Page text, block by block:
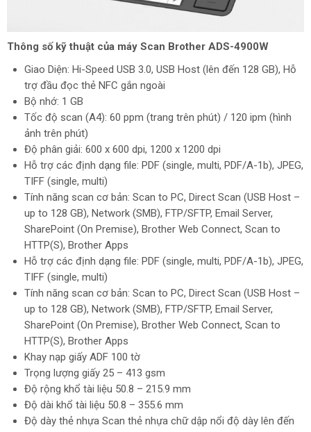
Thông số kỹ thuật của máy Scan Brother ADS-4900W
Giao Diện: Hi-Speed USB 3.0, USB Host (lên đến 128 GB), Hỗ
trợ đầu đọc thẻ NFC gắn ngoài
Bộ nhớ: 1 GB
Tốc độ scan (A4): 60 ppm (trang trên phút) / 120 ipm (hình
ảnh trên phút)
Độ phân giải: 600 x 600 dpi, 1200 x 1200 dpi
Hỗ trợ các định dạng file: PDF (single, multi, PDF/A-1b), JPEG,
TIFF (single, multi)
Tính năng scan cơ bản: Scan to PC, Direct Scan (USB Host –
up to 128 GB), Network (SMB), FTP/SFTP, Email Server,
SharePoint (On Premise), Brother Web Connect, Scan to
HTTP(S), Brother Apps
Hỗ trợ các định dạng file: PDF (single, multi, PDF/A-1b), JPEG,
TIFF (single, multi)
Tính năng scan cơ bản: Scan to PC, Direct Scan (USB Host –
up to 128 GB), Network (SMB), FTP/SFTP, Email Server,
SharePoint (On Premise), Brother Web Connect, Scan to
HTTP(S), Brother Apps
Khay nạp giấy ADF 100 tờ
Trọng lượng giấy 25 – 413 gsm
Độ rộng khổ tài liệu 50.8 – 215.9 mm
Độ dài khổ tài liệu 50.8 – 355.6 mm
Độ dày thẻ nhựa Scan thẻ nhựa chữ dập nổi độ dày lên đến